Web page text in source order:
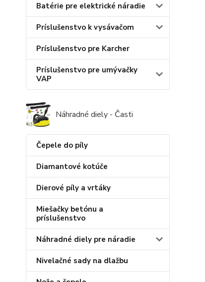
Batérie pre elektrické náradie
Príslušenstvo k vysávačom
Príslušenstvo pre Karcher
Príslušenstvo pre umývačky
VAP
Náhradné diely - Časti
Čepele do píly
Diamantové kotúče
Dierové píly a vrtáky
Miešačky betónu a
príslušenstvo
Náhradné diely pre náradie
Nivelačné sady na dlažbu